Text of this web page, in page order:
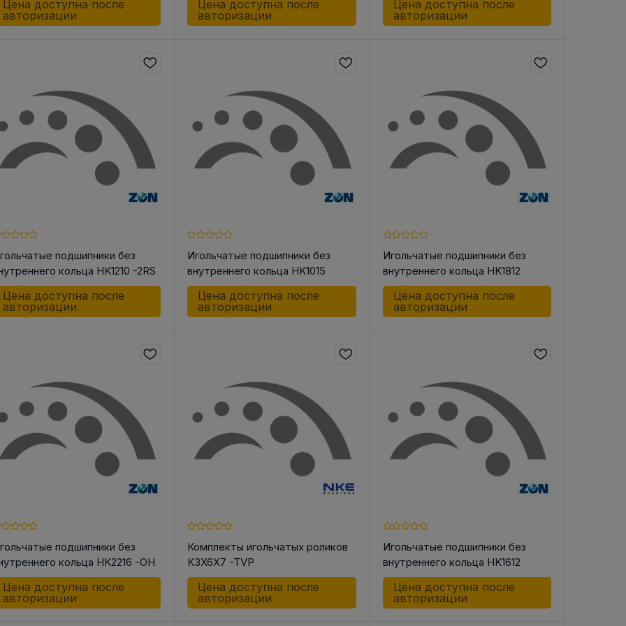
Цена доступна после
авторизации
Цена доступна после
авторизации
Цена доступна после
авторизации
подшипники без
кольца HK1210 -2RS
Цена доступна после
авторизации
Игольчатые подшипники без
внутреннего кольца HK1015
Цена доступна после
авторизации
Игольчатые подшипники без
внутреннего кольца HK1812
Цена доступна после
авторизации
подшипники без
кольца HK2216 -OH
Цена доступна после
авторизации
Комплекты игольчатых роликов
K3X6X7 -TVP
Цена доступна после
авторизации
Игольчатые подшипники без
внутреннего кольца HK1612
Цена доступна после
авторизации